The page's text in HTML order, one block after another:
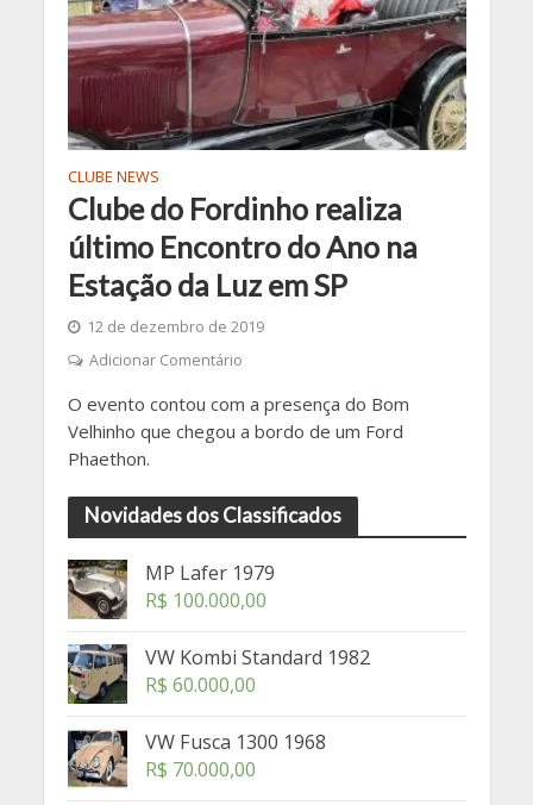
CLUBE NEWS
Clube do Fordinho realiza
último Encontro do Ano na
Estação da Luz em SP
12 de dezembro de 2019
Adicionar Comentário
O evento contou com a presença do Bom
Velhinho que chegou a bordo de um Ford
Phaethon.
Novidades dos Classificados
MP Lafer 1979
R$ 100.000,00
VW Kombi Standard 1982
R$ 60.000,00
VW Fusca 1300 1968
R$ 70.000,00